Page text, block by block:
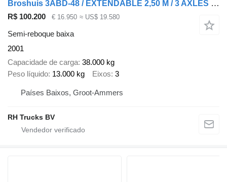
Broshuis 3ABD-48 / EXTENDABLE 2,50 M / 3 AXLES FORCED STEERING
R$ 100.200 € 16.950 ≈ US$ 19.580
Semi-reboque baixa
2001
Capacidade de carga 38.000 kg
Peso líquido 13.000 kg Eixos 3
Países Baixos, Groot-Ammers
RH Trucks BV